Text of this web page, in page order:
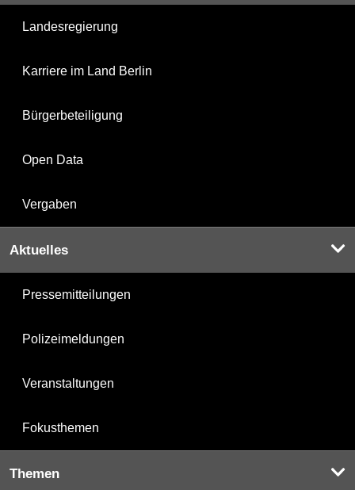
Landesregierung
Karriere im Land Berlin
Bürgerbeteiligung
Open Data
Vergaben
Aktuelles
Pressemitteilungen
Polizeimeldungen
Veranstaltungen
Fokusthemen
Themen